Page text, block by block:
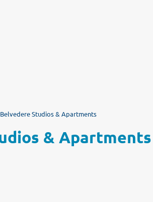
Belvedere Studios & Apartments
& Apartments